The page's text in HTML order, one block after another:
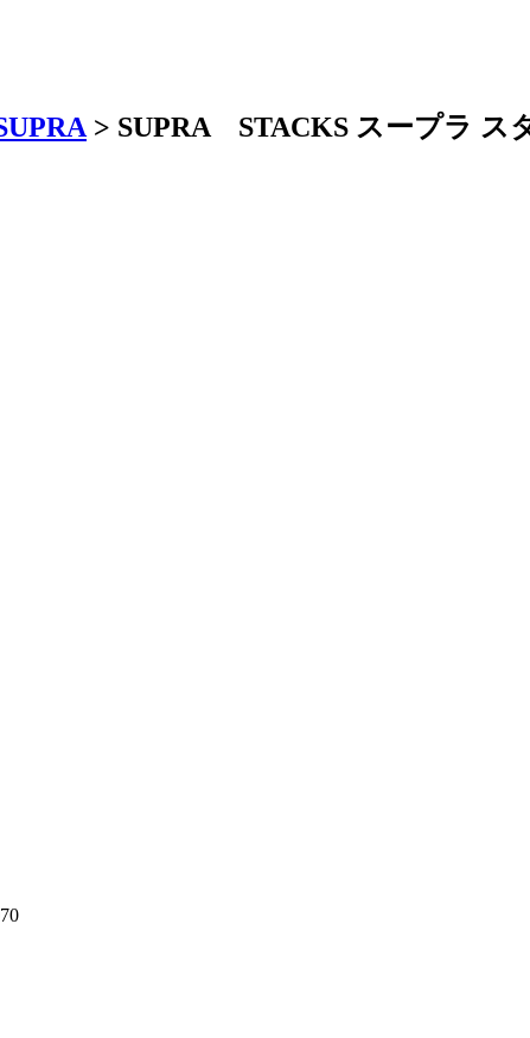
> SUPRA STACKS スープラ ス